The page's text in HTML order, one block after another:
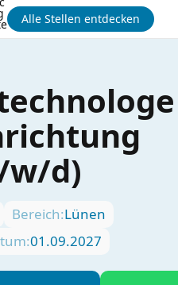
Alle Stellen entdecken
w/d)
Bereich:Lünen
01.09.2027